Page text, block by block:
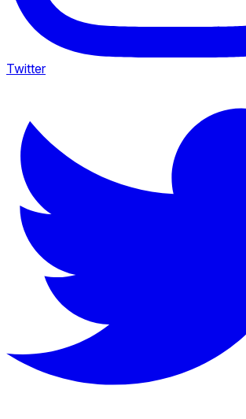
Twitter